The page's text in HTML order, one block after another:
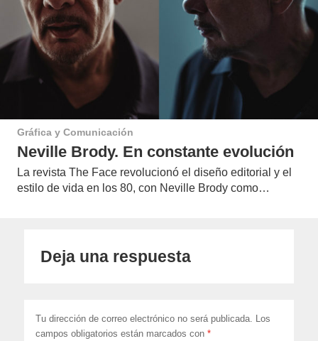
Gráfica y Comunicación
Neville Brody. En constante evolución
La revista The Face revolucionó el diseño editorial y el
estilo de vida en los 80, con Neville Brody como…
Deja una respuesta
Tu dirección de correo electrónico no será publicada. Los
campos obligatorios están marcados con*